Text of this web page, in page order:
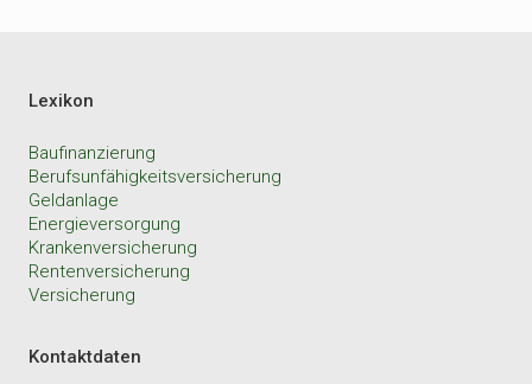
Lexikon
Baufinanzierung
Berufsunfähigkeitsversicherung
Geldanlage
Energieversorgung
Krankenversicherung
Rentenversicherung
Versicherung
Kontaktdaten